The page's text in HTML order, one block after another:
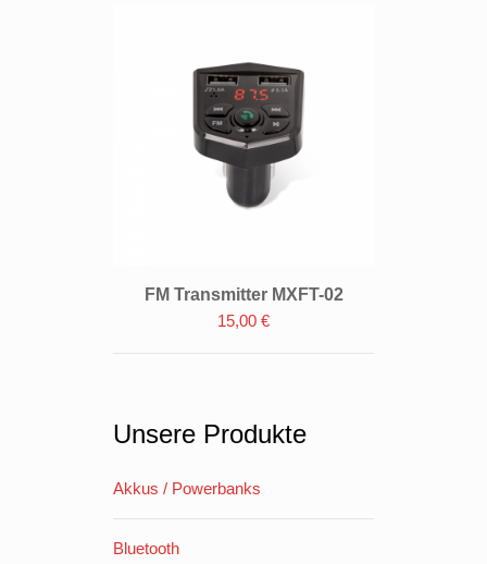
FM Transmitter MXFT-02
Versandkosten
FM Transmitter MXFT-02
15,00 €
Unsere Produkte
Akkus / Powerbanks
Bluetooth